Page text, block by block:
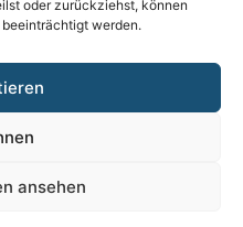
oder zurückziehst, können
werden.
ansehen
Uhr